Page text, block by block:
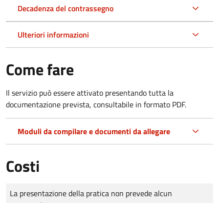
Decadenza del contrassegno
Ulteriori informazioni
Come fare
Il servizio può essere attivato presentando tutta la
documentazione prevista, consultabile in formato PDF.
Moduli da compilare e documenti da allegare
Costi
Tipo di pagamento
Importo
La presentazione della pratica non prevede alcun